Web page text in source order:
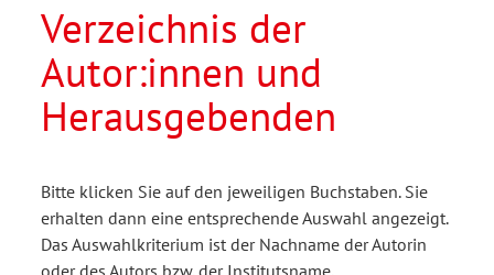
Verzeichnis der
Autor:innen und
Herausgebenden
Bitte klicken Sie auf den jeweiligen Buchstaben. Sie
erhalten dann eine entsprechende Auswahl angezeigt.
Das Auswahlkriterium ist der Nachname der Autorin
oder des Autors bzw. der Institutsname.